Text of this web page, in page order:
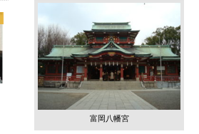
富岡八幡宮